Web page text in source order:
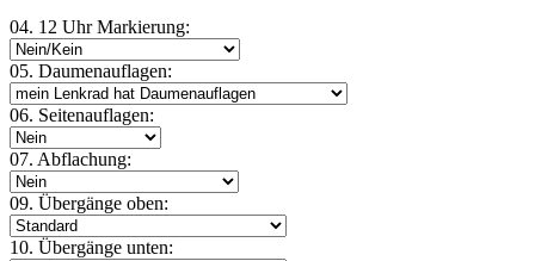
04. 12 Uhr Markierung:
05. Daumenauflagen:
06. Seitenauflagen:
07. Abflachung:
09. Übergänge oben:
10. Übergänge unten: